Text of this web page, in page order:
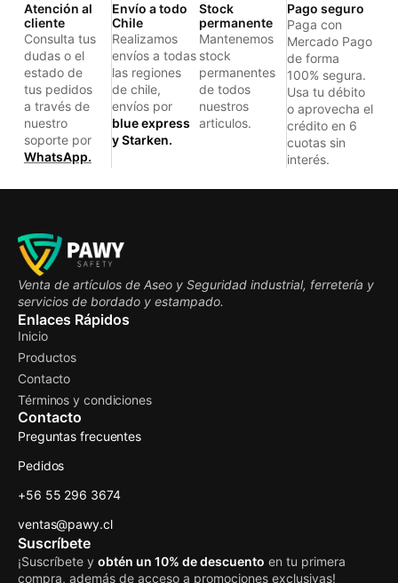
Atención al
cliente
Consulta tus
dudas o el
estado de
tus pedidos
a través de
nuestro
soporte por
WhatsApp.
Envío a todo
Chile
Realizamos
envíos a todas
las regiones
de chile,
envíos por
blue express
y Starken.
Stock
permanente
Mantenemos
stock
permanentes
de todos
nuestros
articulos.
Pago seguro
Paga con
Mercado Pago
de forma
100% segura.
Usa tu débito
o aprovecha el
crédito en 6
cuotas sin
interés.
Venta de artículos de Aseo y Seguridad industrial, ferretería y
servicios de bordado y estampado.
Enlaces Rápidos
Inicio
Productos
Contacto
Términos y condiciones
Contacto
Preguntas frecuentes
Pedidos
+56 55 296 3674
ventas@pawy.cl
Suscríbete
¡Suscríbete y obtén un 10% de descuento en tu primera
compra, además de acceso a promociones exclusivas!